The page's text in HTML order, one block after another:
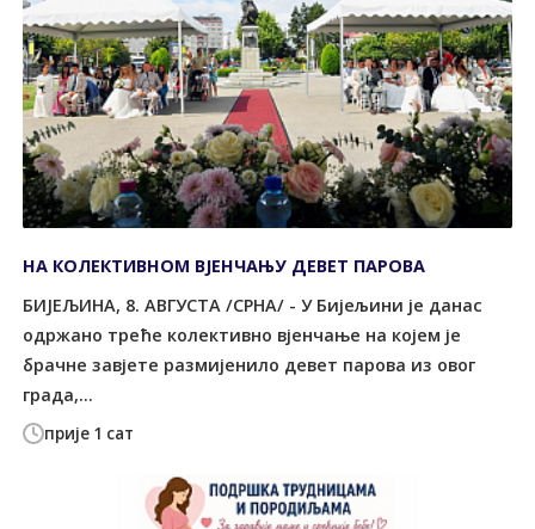
прије 1 сат
НА КОЛЕКТИВНОМ ВЈЕНЧАЊУ ДЕВЕТ ПАРОВА
БИЈЕЉИНА, 8. АВГУСТА /СРНА/ - У Бијељини је данас
одржано треће колективно вјенчање на којем је
брачне завјете размијенило девет парова из овог
града,...